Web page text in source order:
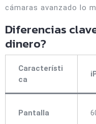
cámaras avanzado lo
Diferencias
dinero?
Característi
ca
Pantalla